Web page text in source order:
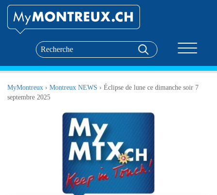
MyMontreux › Montreux NEWS › Éclipse de lune ce dimanche soir 7
septembre 2025